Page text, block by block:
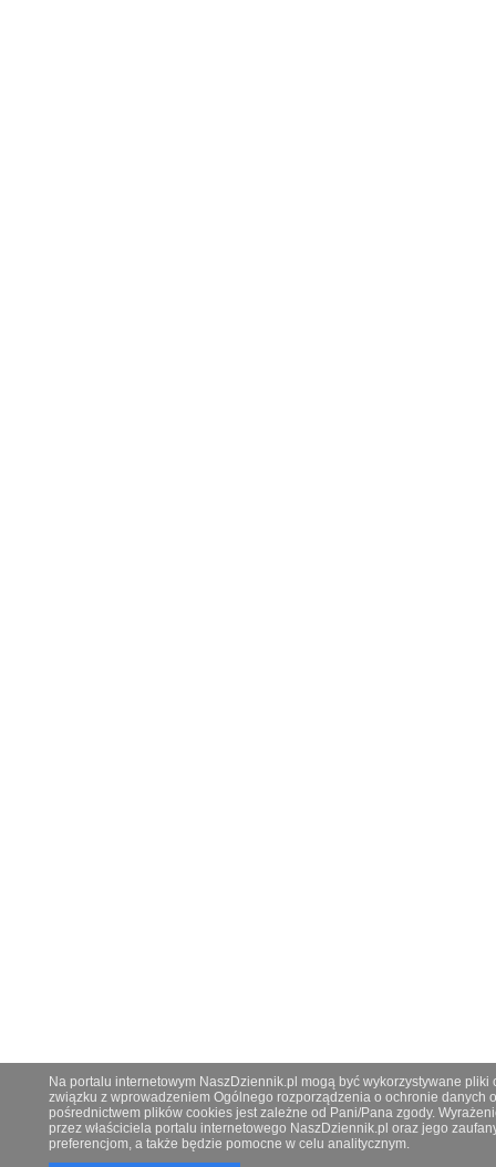
Na portalu internetowym NaszDziennik.pl mogą być wykorzystywane
związku z wprowadzeniem Ogólnego rozporządzenia o ochronie danych
pośrednictwem plików cookies jest zależne od Pani/Pana zgody.
przez właściciela portalu internetowego NaszDziennik.pl oraz jego
preferencjom, a także będzie pomocne w celu analitycznym.